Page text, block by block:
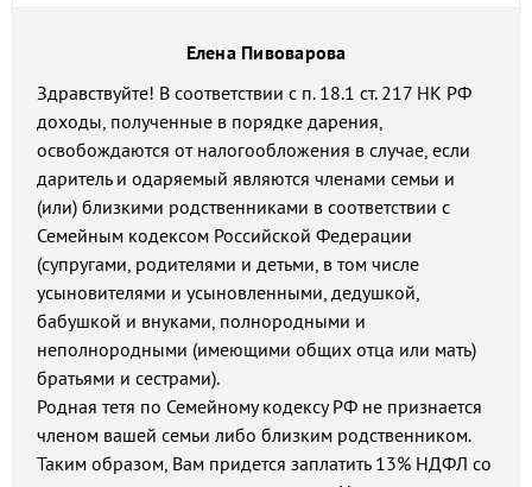
Елена Пивоварова
Здравствуйте! В соответствии с п. 18.1 ст. 217 НК РФ
доходы, полученные в порядке дарения,
освобождаются от налогообложения в случае, если
даритель и одаряемый являются членами семьи и
(или) близкими родственниками в соответствии с
Семейным кодексом Российской Федерации
(супругами, родителями и детьми, в том числе
усыновителями и усыновленными, дедушкой,
бабушкой и внуками, полнородными и
неполнородными (имеющими общих отца или мать)
братьями и сестрами).
Родная тетя по Семейному кодексу РФ не признается
членом вашей семьи либо близким родственником.
Таким образом, Вам придется заплатить 13% НДФЛ со